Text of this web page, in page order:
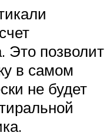
Это позволит
в самом
не будет